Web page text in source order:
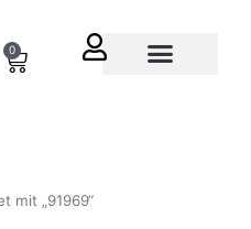
0
Cart
mit „91969“